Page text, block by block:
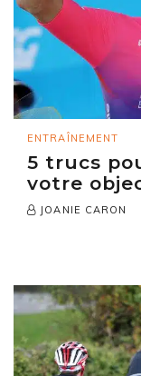
ENTRAÎNEMENT
5 trucs
votre
JOANIE CARON